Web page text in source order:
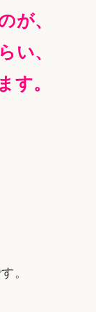
が、
い、
す。
。